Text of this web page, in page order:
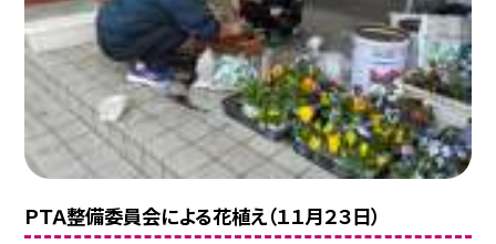
ＰＴＡ整備委員会による花植え（１１月２３日）